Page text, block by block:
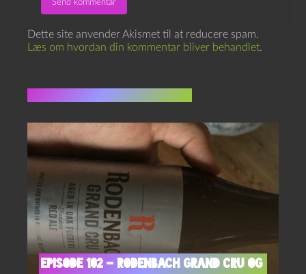
Dette site anvender Akismet til at reducere spam.
Læs om hvordan din kommentar bliver behandlet.
Episode 102 – Rodenbach Grand Cru og